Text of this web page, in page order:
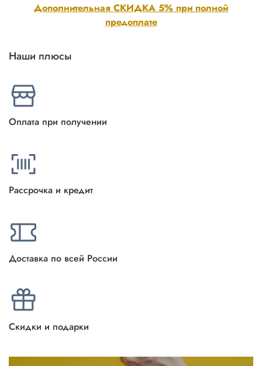
Дополнительная СКИДКА 5% при полной
предоплате
Наши плюсы
Оплата при получении
Рассрочка и кредит
Доставка по всей России
Скидки и подарки